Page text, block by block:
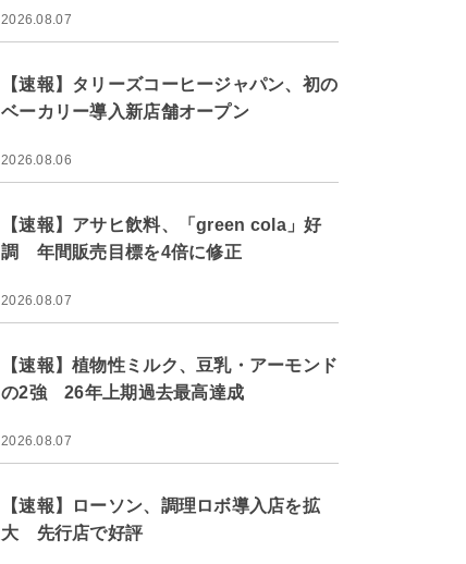
2026.08.07
【速報】タリーズコーヒージャパン、初の
ベーカリー導入新店舗オープン
2026.08.06
【速報】アサヒ飲料、「green cola」好
調 年間販売目標を4倍に修正
2026.08.07
【速報】植物性ミルク、豆乳・アーモンド
の2強 26年上期過去最高達成
2026.08.07
【速報】ローソン、調理ロボ導入店を拡
大 先行店で好評